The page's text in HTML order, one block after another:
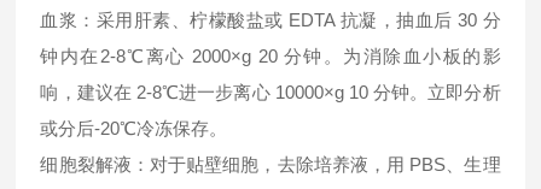
血浆：采用肝素、柠檬酸盐或 EDTA 抗凝，抽血后 30 分
钟内在2-8℃离心 2000×g 20 分钟。为消除血小板的影
响，建议在 2-8℃进一步离心 10000×g 10 分钟。立即分析
或分后-20℃冷冻保存。
细胞裂解液：对于贴壁细胞，去除培养液，用 PBS、生理